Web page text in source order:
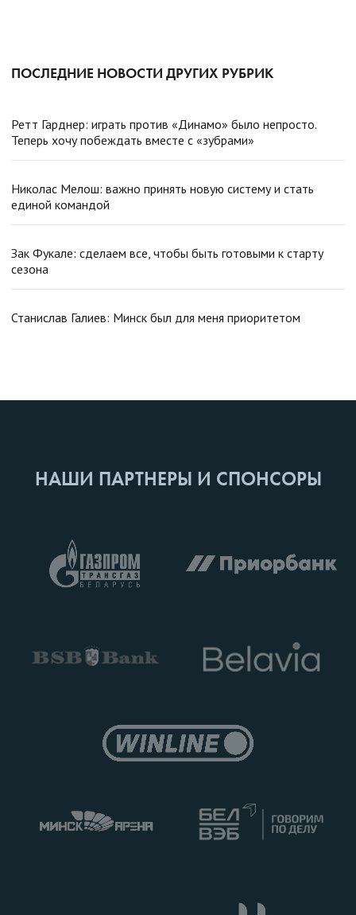
ПОСЛЕДНИЕ НОВОСТИ ДРУГИХ РУБРИК
Ретт Гарднер: играть против «Динамо» было непросто.
Теперь хочу побеждать вместе с «зубрами»
Николас Мелош: важно принять новую систему и стать
единой командой
Зак Фукале: сделаем все, чтобы быть готовыми к старту
сезона
Станислав Галиев: Минск был для меня приоритетом
НАШИ ПАРТНЕРЫ И СПОНСОРЫ